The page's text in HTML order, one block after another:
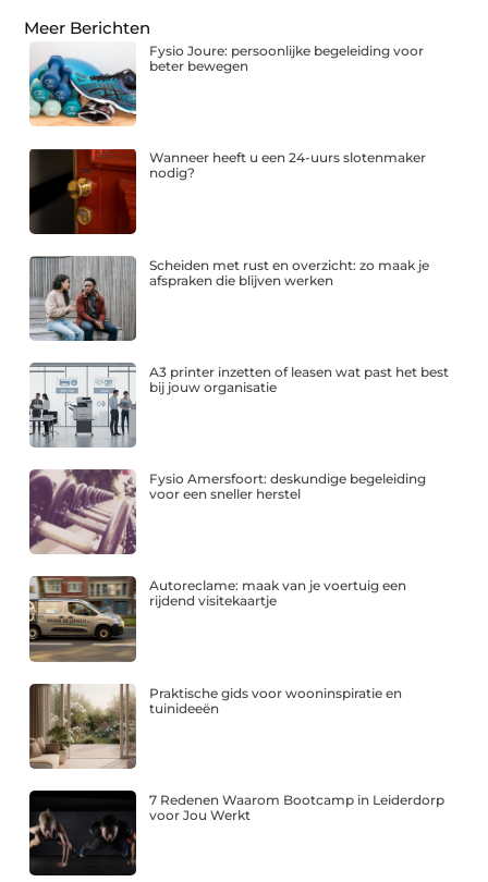
Meer Berichten
Fysio Joure: persoonlijke begeleiding voor
beter bewegen
Wanneer heeft u een 24-uurs slotenmaker
nodig?
Scheiden met rust en overzicht: zo maak je
afspraken die blijven werken
A3 printer inzetten of leasen wat past het best
bij jouw organisatie
Fysio Amersfoort: deskundige begeleiding
voor een sneller herstel
Autoreclame: maak van je voertuig een
rijdend visitekaartje
Praktische gids voor wooninspiratie en
tuinideeën
7 Redenen Waarom Bootcamp in Leiderdorp
voor Jou Werkt